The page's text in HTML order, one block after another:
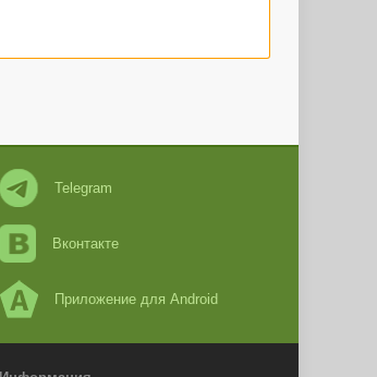
Telegram
Вконтакте
Приложение для Android